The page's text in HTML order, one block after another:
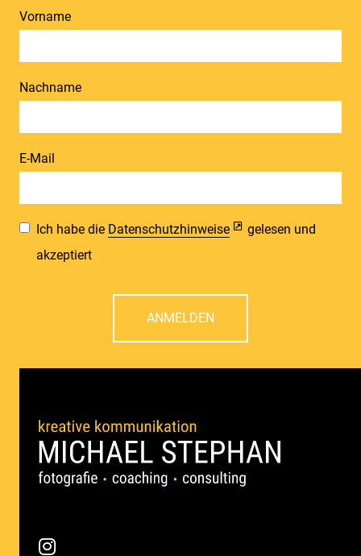
Vorname
Nachname
E-Mail
Ich habe die Datenschutzhinweise
gelesen und
akzeptiert
ANMELDEN